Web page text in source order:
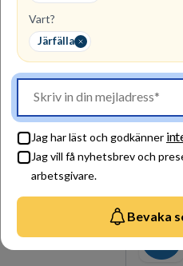
Vart?
Järfälla
Jag har läst och godkänner
Jag vill få nyhetsbrev och
arbetsgivare.
Bevaka
oss för
skydda,